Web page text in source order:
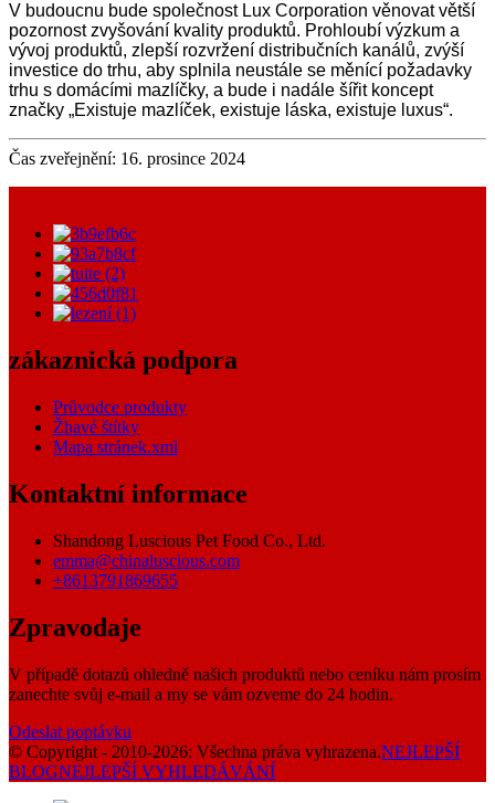
V budoucnu bude společnost Lux Corporation věnovat větší
pozornost zvyšování kvality produktů. Prohloubí výzkum a
vývoj produktů, zlepší rozvržení distribučních kanálů, zvýší
investice do trhu, aby splnila neustále se měnící požadavky
trhu s domácími mazlíčky, a bude i nadále šířit koncept
značky „Existuje mazlíček, existuje láska, existuje luxus“.
Čas zveřejnění: 16. prosince 2024
zákaznická podpora
Průvodce produkty
Žhavé štítky
Mapa stránek.xml
Kontaktní informace
Shandong Luscious Pet Food Co., Ltd.
emma@chinaluscious.com
+8613791869655
Zpravodaje
V případě dotazů ohledně našich produktů nebo ceníku nám prosím
zanechte svůj e-mail a my se vám ozveme do 24 hodin.
Odeslat poptávku
© Copyright - 2010-2026: Všechna práva vyhrazena.NEJLEPŠÍ
BLOGNEJLEPŠÍ VYHLEDÁVÁNÍ